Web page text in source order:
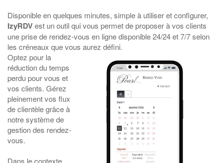
Disponible en quelques minutes, simple à utiliser et configurer,
IzyRDVest un outil qui vous permet de proposer à vos clients
une prise de rendez-vous en ligne disponible 24/24 et 7/7 selon
les créneaux que vous aurez défini.
Optez pour la
réduction du temps
perdu pour vous et
vos clients. Gérez
pleinement vos flux
de clientèle grâce à
notre système de
gestion des rendez-
vous.
Dans le contexte